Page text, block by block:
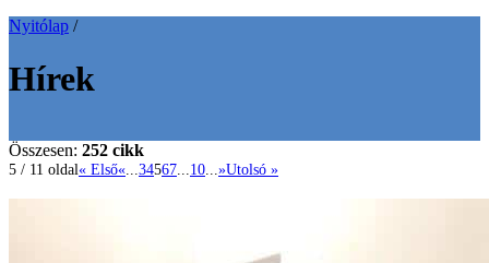
Nyitólap /
Hírek
Összesen: 252 cikk
5 / 11 oldal« Első« 34567 10 »Utolsó »